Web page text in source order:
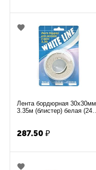
Лента бордюрная 30х30мм
3.35м (блистер) белая (24
287.50 ₽